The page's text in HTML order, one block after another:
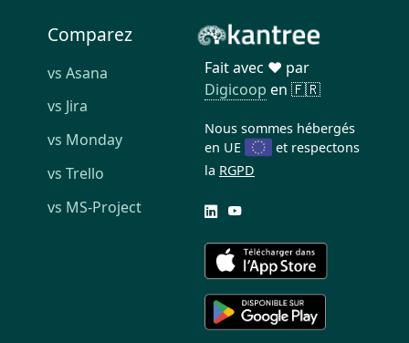
Comparez
vs Asana
vs Jira
vs Monday
vs Trello
vs MS-Project
Fait avec ❤️ par
Digicoop en 🇫🇷
Nous sommes hébergés
en UE
et respectons
la RGPD